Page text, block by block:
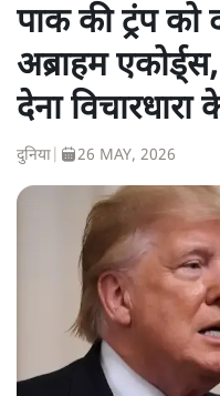
पाक की ट्रंप
अब्राहम
देना
दुनिया 26 MAY, 2026